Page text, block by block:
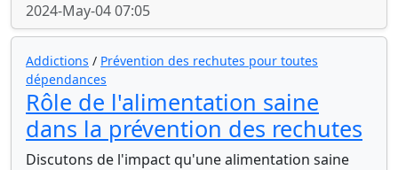
2024-May-04 07:05
Addictions / Prévention des rechutes pour toutes
dépendances
Rôle de l'alimentation saine
dans la prévention des rechutes
Discutons de l'impact qu'une alimentation saine